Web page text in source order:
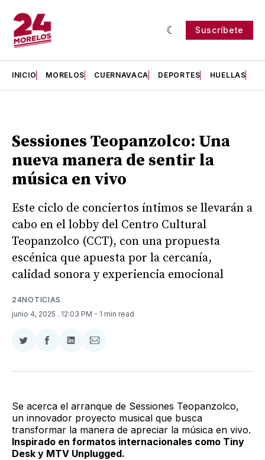
Suscríbete
INICIO MORELOS CUERNAVACA DEPORTES HUELLAS
Sessiones Teopanzolco: Una
nueva manera de sentir la
música en vivo
Este ciclo de conciertos íntimos se llevarán a
cabo en el lobby del Centro Cultural
Teopanzolco (CCT), con una propuesta
escénica que apuesta por la cercanía,
calidad sonora y experiencia emocional
24NOTICIAS
junio 4, 2025 . 12:03 PM - 1 min read
Compartir
Twitter
Compartir
Facebook
Compartir
LinkedIn
Compartir
Email
Se acerca el arranque de Sessiones Teopanzolco,
un innovador proyecto musical que busca
transformar la manera de apreciar la música en vivo.
Inspirado en formatos internacionales como Tiny
Desk y MTV Unplugged.